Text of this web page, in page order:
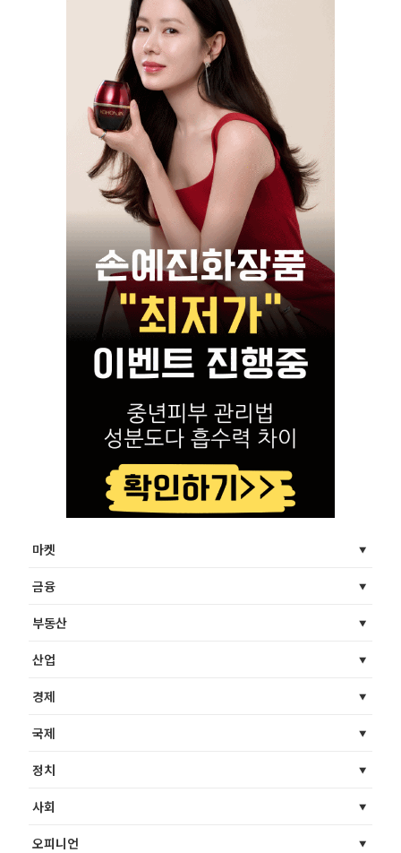
마켓
금융
부동산
산업
경제
국제
정치
사회
오피니언